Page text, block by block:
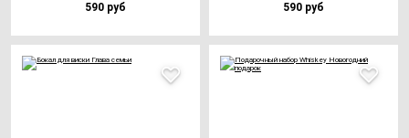
590 руб 590 руб